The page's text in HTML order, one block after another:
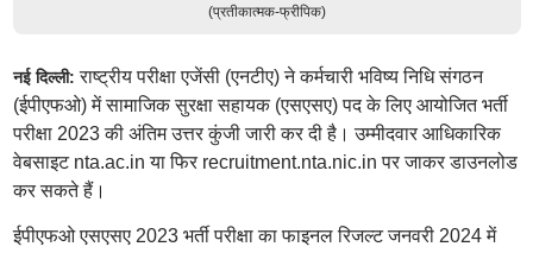
(प्रतीकात्मक-फ्रीपिक)
नई दिल्ली:राष्ट्रीय परीक्षा एजेंसी (एनटीए) ने कर्मचारी भविष्य निधि संगठन
(ईपीएफओ) में सामाजिक सुरक्षा सहायक (एसएसए) पद के लिए आयोजित भर्ती
परीक्षा 2023 की अंतिम उत्तर कुंजी जारी कर दी है। उम्मीदवार आधिकारिक
वेबसाइट nta.ac.in या फिर recruitment.nta.nic.in पर जाकर डाउनलोड
कर सकते हैं।
ईपीएफओ एसएसए 2023 भर्ती परीक्षा का फाइनल रिजल्ट जनवरी 2024 में